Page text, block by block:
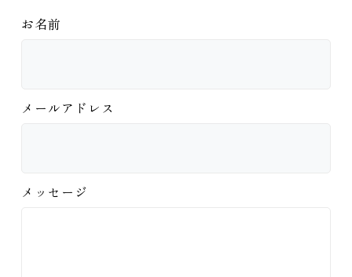
お名前
メールアドレス
メッセージ